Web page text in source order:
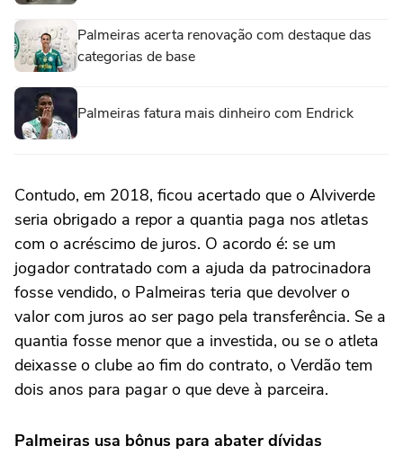
Palmeiras acerta renovação com destaque das
categorias de base
Palmeiras fatura mais dinheiro com Endrick
Contudo, em 2018, ficou acertado que o Alviverde
seria obrigado a repor a quantia paga nos atletas
com o acréscimo de juros. O acordo é: se um
jogador contratado com a ajuda da patrocinadora
fosse vendido, o Palmeiras teria que devolver o
valor com juros ao ser pago pela transferência. Se a
quantia fosse menor que a investida, ou se o atleta
deixasse o clube ao fim do contrato, o Verdão tem
dois anos para pagar o que deve à parceira.
Palmeiras usa bônus para abater dívidas